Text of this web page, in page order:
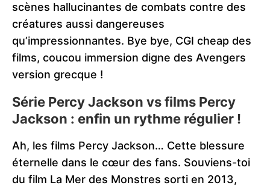
scènes hallucinantes de combats contre des
créatures aussi dangereuses
qu’impressionnantes. Bye bye, CGI cheap des
films, coucou immersion digne des Avengers
version grecque !
Série Percy Jackson vs films Percy
Jackson : enfin un rythme régulier !
Ah, les films Percy Jackson… Cette blessure
éternelle dans le cœur des fans. Souviens-toi
du film La Mer des Monstres sorti en 2013,